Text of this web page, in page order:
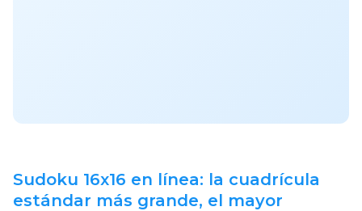
Sudoku 16x16 en línea: la cuadrícula
estándar más grande, el mayor